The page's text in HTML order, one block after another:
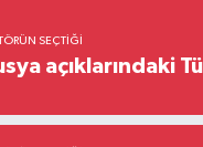
SEÇTIĞI
açıklarındaki